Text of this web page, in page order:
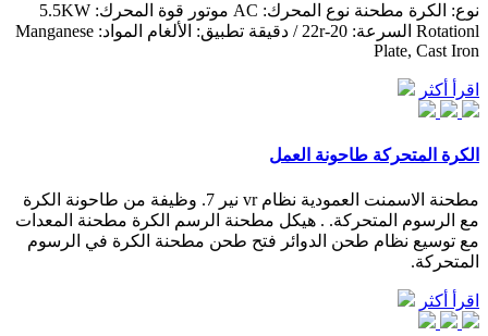
نوع: الكرة مطحنة نوع المحرك: AC موتور قوة المحرك: 5.5KW
Rotationl السرعة: 20-22r / دقيقة تطبيق: الألغام المواد: Manganese
Plate, Cast Iron
اقرأ أكثر
الكرة المتحركة طاحونة العمل
مطحنة الاسمنت العمودية نظام vr نير 7. وظيفة من طاحونة الكرة
مع الرسوم المتحركة. . هيكل مطحنة الرسم الكرة مطحنة المعدات
مع توسيع نظام طحن الدوائر فتح طحن مطحنة الكرة في الرسوم
المتحركة.
اقرأ أكثر